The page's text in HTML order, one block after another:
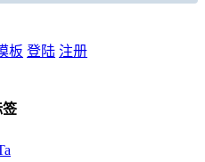
板 登陆 注册
签